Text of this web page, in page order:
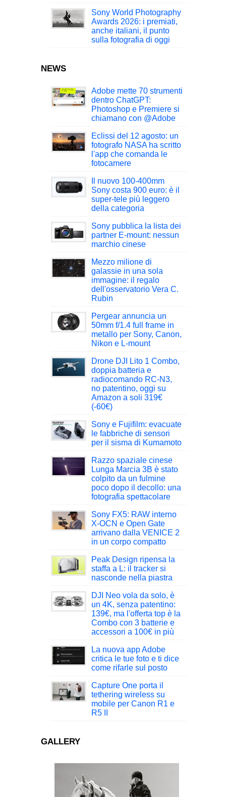
Sony World Photography
Awards 2026: i premiati,
anche italiani, il punto
sulla fotografia di oggi
NEWS
Adobe mette 70 strumenti
dentro ChatGPT:
Photoshop e Premiere si
chiamano con @Adobe
Eclissi del 12 agosto: un
fotografo NASA ha scritto
l'app che comanda le
fotocamere
Il nuovo 100-400mm
Sony costa 900 euro: è il
super-tele più leggero
della categoria
Sony pubblica la lista dei
partner E-mount: nessun
marchio cinese
Mezzo milione di
galassie in una sola
immagine: il regalo
dell'osservatorio Vera C.
Rubin
Pergear annuncia un
50mm f/1.4 full frame in
metallo per Sony, Canon,
Nikon e L-mount
Drone DJI Lito 1 Combo,
doppia batteria e
radiocomando RC-N3,
no patentino, oggi su
Amazon a soli 319€
(-60€)
Sony e Fujifilm: evacuate
le fabbriche di sensori
per il sisma di Kumamoto
Razzo spaziale cinese
Lunga Marcia 3B è stato
colpito da un fulmine
poco dopo il decollo: una
fotografia spettacolare
Sony FX5: RAW interno
X-OCN e Open Gate
arrivano dalla VENICE 2
in un corpo compatto
Peak Design ripensa la
staffa a L: il tracker si
nasconde nella piastra
DJI Neo vola da solo, è
un 4K, senza patentino:
139€, ma l'offerta top è la
Combo con 3 batterie e
accessori a 100€ in più
La nuova app Adobe
critica le tue foto e ti dice
come rifarle sul posto
Capture One porta il
tethering wireless su
mobile per Canon R1 e
R5 II
GALLERY